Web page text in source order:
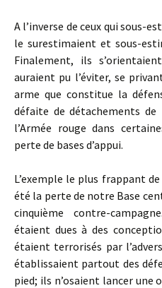
A l’inverse de ceux qui sous-
le surestimaient et sous-
Finalement, ils
auraient pu l’éviter, se
arme que constitue la
défaite de détachements
l’Armée rouge dans
perte de bases d’appui.
L’exemple le plus frappant
été la perte de notre Base
cinquième contre-
étaient dues à des
étaient terrorisés par
établissaient partout des
pied; ils n’osaient lancer une